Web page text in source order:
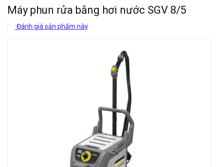
Máy phun rửa bằng hơi nước SGV 8/5
Đánh giá sản phẩm này